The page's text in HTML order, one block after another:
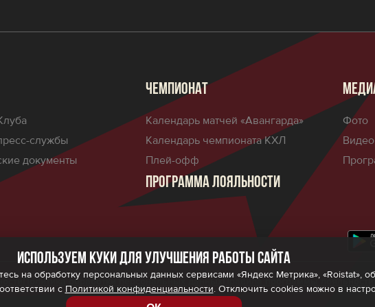
службы
документы
ЧЕМПИОНАТ
Календарь матчей «Авангарда»
Календарь чемпионата КХЛ
Плей-офф
ПРОГРАММА ЛОЯЛЬНОСТИ
Фото
Видео
Политика обработки персональных данныхПравила программы лояльности
Используем куки для улучшения работы сайта
на обработку персональных данных сервисами «Яндекс Метрика», «Roistat»,
с Политикой конфиденциальности. Отключить cookies можно в